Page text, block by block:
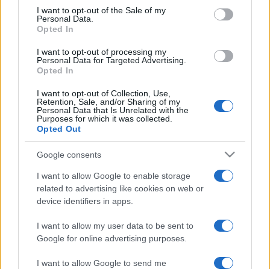
consent section.
I want to opt-out of the Sale of my
Personal Data.
Opted In
I want to opt-out of processing my
Personal Data for Targeted Advertising.
Opted In
I want to opt-out of Collection, Use,
Retention, Sale, and/or Sharing of my
Personal Data that Is Unrelated with the
Purposes for which it was collected.
Opted Out
Google consents
I want to allow Google to enable storage
related to advertising like cookies on web or
device identifiers in apps.
I want to allow my user data to be sent to
Google for online advertising purposes.
I want to allow Google to send me
azonosulás: „képesek leszünk-e újraindulni és egymás felé
fordulni, együtt a bizonytalanságban kreatív és optimista
módon”.
mellett Pécs és Veszprém vesz részt.
Fotó: Gáspár Gábor (Veszprém), forrás: a Europe at home
Facebook oldala
DEBRECEN PÉCS VESZPRÉM
MEGOSZTÁS